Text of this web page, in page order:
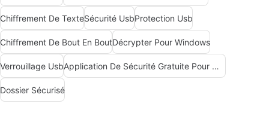
Chiffrement De TexteSécurité UsbProtection Usb
Chiffrement De Bout En BoutDécrypter Pour Windows
Verrouillage Usb Application De Sécurité Gratuite Pour Windows
Dossier Sécurisé